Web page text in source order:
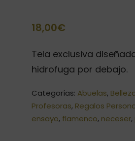
18,00€
Tela exclusiva
hidrofuga por debajo.
Categorías: Abuelas,
Profesoras, Regalos
ensayo, flamenco, neceser,